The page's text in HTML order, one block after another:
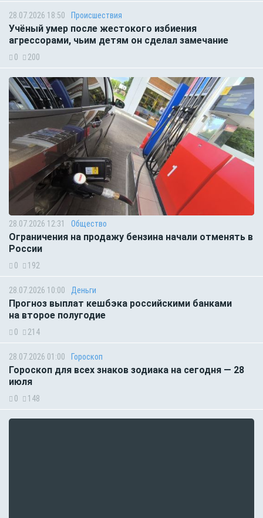
28.07.2026 18:50 Происшествия
Учёный умер после жестокого избиения
агрессорами, чьим детям он сделал замечание
0 200
28.07.2026 12:31 Общество
Ограничения на продажу бензина начали отменять в
России
0 192
28.07.2026 10:00 Деньги
Прогноз выплат кешбэка российскими банками
на второе полугодие
0 214
28.07.2026 01:00 Гороскоп
Гороскоп для всех знаков зодиака на сегодня — 28
июля
0 148